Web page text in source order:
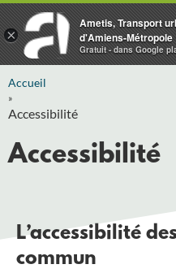
Accueil
»
Accessibilité
Accessibilité
L’accessibilité
commun
×
Ametis, Transport
d'Amiens-Métropole
Gratuit - dans Google